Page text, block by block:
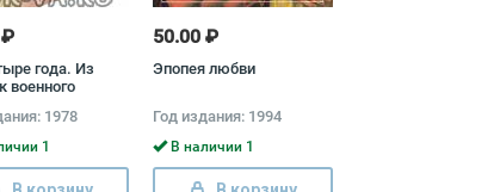
года. Из
военного
из 2 книг)
1978
1
50.00 ₽
Эпопея любви
Год издания: 1994
В наличии 1